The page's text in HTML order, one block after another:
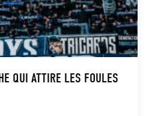
QUI ATTIRE LES FOULES